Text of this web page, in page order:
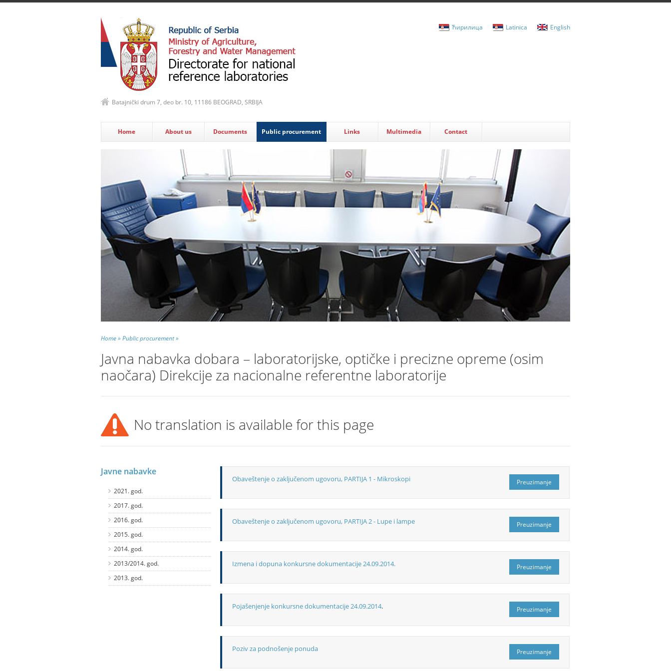
Batajnički drum 7, deo br. 10, 11186 BEOGRAD, SRBIJA
English
Latinica
Ћирилица
Home About us Documents Public procurement Links Multimedia Contact
Home » Public procurement »
Javna nabavka dobara – laboratorijske, optičke i precizne opreme (osim
naočara) Direkcije za nacionalne referentne laboratorije
No translation is available for this page
Javne nabavke
2021. god.
2017. god.
2016. god.
2015. god.
2014. god.
2013/2014. god.
2013. god.
Preuzimanje
Obaveštenje o zaključenom ugovoru, PARTIJA 1 - Mikroskopi
Preuzimanje
Obaveštenje o zaključenom ugovoru, PARTIJA 2 - Lupe i lampe
Preuzimanje
Izmena i dopuna konkursne dokumentacije 24.09.2014.
Preuzimanje
Pojašenjenje konkursne dokumentacije 24.09.2014.
Preuzimanje
Poziv za podnošenje ponuda